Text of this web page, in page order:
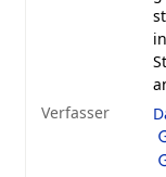
Verfasser